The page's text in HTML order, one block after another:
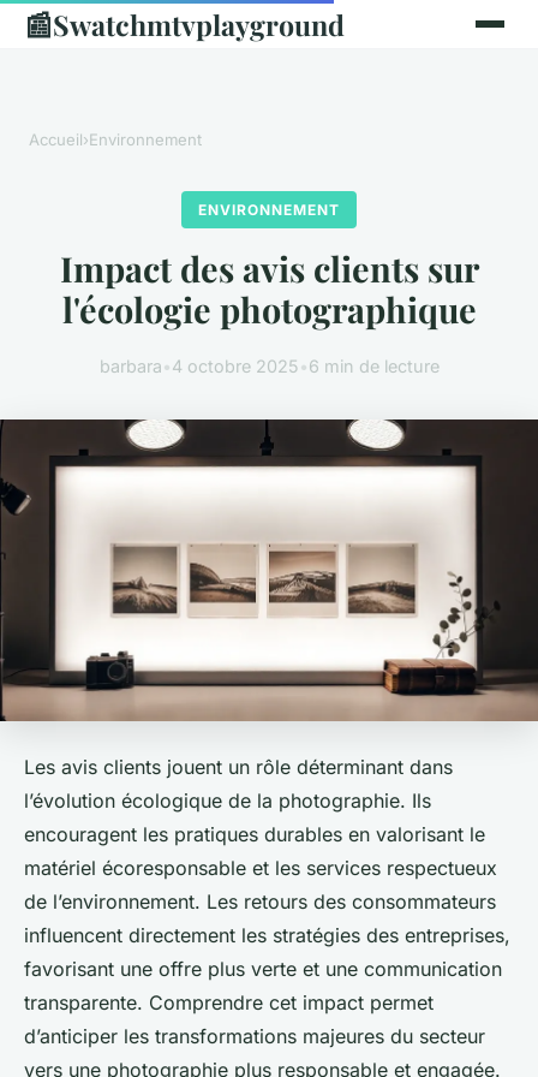
📰Swatchmtvplayground
Accueil›Environnement
ENVIRONNEMENT
Impact des avis clients sur
l'écologie photographique
barbara•4 octobre 2025•6 min de lecture
Les avis clients jouent un rôle déterminant dans
l’évolution écologique de la photographie. Ils
encouragent les pratiques durables en valorisant le
matériel écoresponsable et les services respectueux
de l’environnement. Les retours des consommateurs
influencent directement les stratégies des entreprises,
favorisant une offre plus verte et une communication
transparente. Comprendre cet impact permet
d’anticiper les transformations majeures du secteur
vers une photographie plus responsable et engagée.